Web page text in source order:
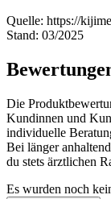
Quelle: https://
Stand: 03/2025
Die
Kundinnen und
individuelle
Bei länger
du stets ärztlichen
Es wurden noch